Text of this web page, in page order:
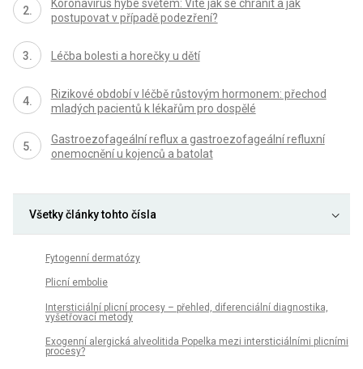
Koronavirus hýbe světem: Víte jak se chránit a jak
postupovat v případě podezření?
Léčba bolesti a horečky u dětí
Rizikové období v léčbě růstovým hormonem: přechod
mladých pacientů k lékařům pro dospělé
Gastroezofageální reflux a gastroezofageální refluxní
onemocnění u kojenců a batolat
Všetky články tohto čísla
Fytogenní dermatózy
Plicní embolie
Intersticiální plicní procesy – přehled, diferenciální diagnostika,
vyšetřovací metody
Exogenní alergická alveolitida Popelka mezi intersticiálními plicními
procesy?